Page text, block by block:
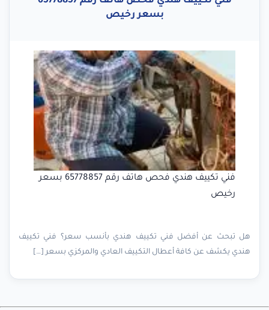
بسعر رخيص
فني تكييف هندي فحص هاتف رقم 65778857 بسعر
رخيص
هل تبحث عن أفضل فني تكييف هندي بأنسب سعر؟ فني تكييف
هندي يكشف عن كافة أعطال التكييف العادي والمركزي بسعر […]